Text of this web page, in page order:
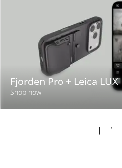
Fjorden Pro + Leica LUX
Shop now